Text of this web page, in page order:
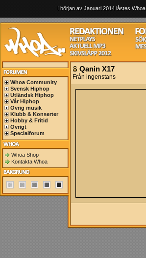
I början av Januari 2014 låstes
Whoa Community
Svensk Hiphop
Utländsk Hiphop
Vår Hiphop
Övrig musik
Klubb & Konserter
Hobby & Fritid
Övrigt
Specialforum
Whoa Shop
Kontakta Whoa
Qanin X17
Från ingenstans